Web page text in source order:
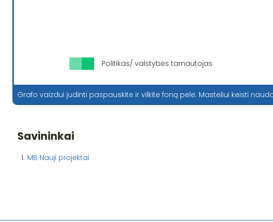
Politikas/ valstybės tarnautojas
Grafo vaizdui judinti paspauskite ir vilkite foną pele. Masteliui keisti
Savininkai
1. MB Nauji projektai